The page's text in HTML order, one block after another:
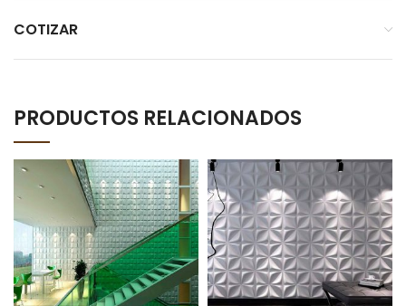
COTIZAR
PRODUCTOS RELACIONADOS